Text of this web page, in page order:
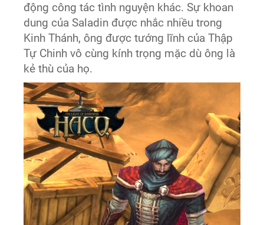
động công tác tình nguyện khác. Sự khoan
dung của Saladin được nhắc nhiều trong
Kinh Thánh, ông được tướng lĩnh của Thập
Tự Chinh vô cùng kính trọng mặc dù ông là
kẻ thù của họ.